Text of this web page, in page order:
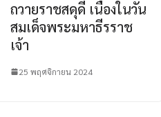
ถวายราชสดุดี เนื่องในวัน
สมเด็จพระมหาธีรราช
เจ้า
25 พฤศจิกายน 2024